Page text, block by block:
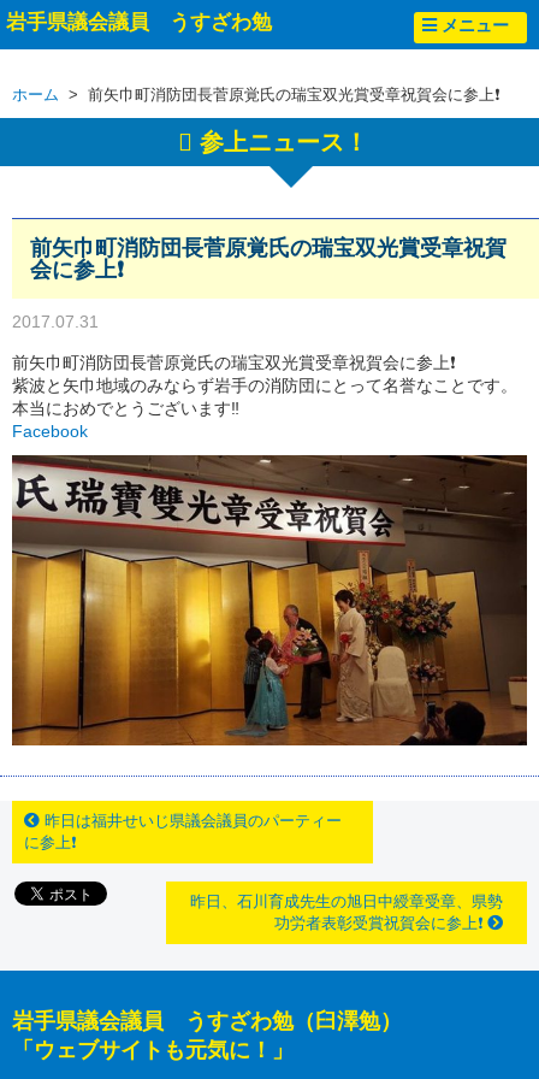
岩手県議会議員 うすざわ勉 メニュー
ホーム > 前矢巾町消防団長菅原覚氏の瑞宝双光賞受章祝賀会に参上❗
参上ニュース！
前矢巾町消防団長菅原覚氏の瑞宝双光賞受章祝賀
会に参上❗
2017.07.31
前矢巾町消防団長菅原覚氏の瑞宝双光賞受章祝賀会に参上❗
紫波と矢巾地域のみならず岩手の消防団にとって名誉なことです。
本当におめでとうございます‼
Facebook
昨日は福井せいじ県議会議員のパーティー
に参上❗
昨日、石川育成先生の旭日中綬章受章、県勢
功労者表彰受賞祝賀会に参上❗
岩手県議会議員 うすざわ勉（臼澤勉）
「ウェブサイトも元気に！」